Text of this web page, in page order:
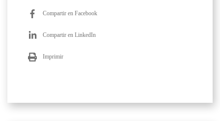
Compartir en Facebook
Compartir en LinkedIn
Imprimir